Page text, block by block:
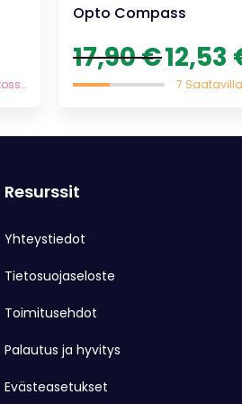
2 Saatavilla varastossa
Opto Compass
17,90€ hinta
oli:
12,53
Resurssit
Yhteystiedot
Tietosuojaseloste
Toimitusehdot
Palautus ja hyvitys
Evästeasetukset